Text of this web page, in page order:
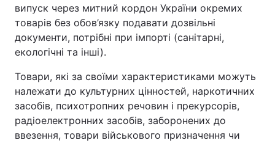
випуск через митний кордон України окремих
товарів без обов’язку подавати дозвільні
документи, потрібні при імпорті (санітарні,
екологічні та інші).
Товари, які за своїми характеристиками можуть
належати до культурних цінностей, наркотичних
засобів, психотропних речовин і прекурсорів,
радіоелектронних засобів, заборонених до
ввезення, товари військового призначення чи